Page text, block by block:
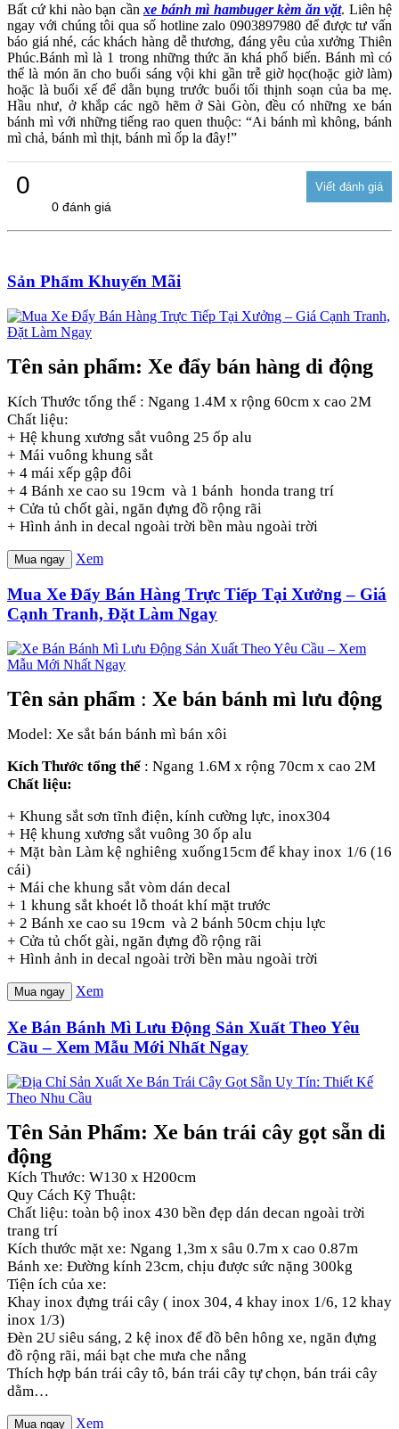
Bất cứ khi nào bạn cần xe bánh mì hambuger kèm ăn vặt. Liên hệ
ngay với chúng tôi qua số hotline zalo 0903897980 để được tư vấn
báo giá nhé, các khách hàng dễ thương, đáng yêu của xưởng Thiên
Phúc.Bánh mì là 1 trong những thức ăn khá phổ biến. Bánh mì có
thể là món ăn cho buổi sáng vội khi gần trễ giờ học(hoặc giờ làm)
hoặc là buổi xế để dằn bụng trước buổi tối thịnh soạn của ba mẹ.
Hầu như, ở khắp các ngõ hẽm ở Sài Gòn, đều có những xe bán
bánh mì với những tiếng rao quen thuộc: “Ai bánh mì không, bánh
mì chả, bánh mì thịt, bánh mì ốp la đây!”
0
0 đánh giá
Sản Phẩm Khuyến Mãi
Tên sản phẩm: Xe đẩy bán hàng di động
Kích Thước tổng thể : Ngang 1.4M x rộng 60cm x cao 2M
Chất liệu:
+ Hệ khung xương sắt vuông 25 ốp alu
+ Mái vuông khung sắt
+ 4 mái xếp gập đôi
+ 4 Bánh xe cao su 19cm và 1 bánh honda trang trí
+ Cửa tủ chốt gài, ngăn đựng đồ rộng rãi
+ Hình ảnh in decal ngoài trời bền màu ngoài trời
Mua ngay Xem
Mua Xe Đẩy Bán Hàng Trực Tiếp Tại Xưởng – Giá
Cạnh Tranh, Đặt Làm Ngay
Tên sản phẩm : Xe bán bánh mì lưu động
Model: Xe sắt bán bánh mì bán xôi
Kích Thước tổng thể : Ngang 1.6M x rộng 70cm x cao 2M
Chất liệu:
+ Khung sắt sơn tĩnh điện, kính cường lực, inox304
+ Hệ khung xương sắt vuông 30 ốp alu
+ Mặt bàn Làm kệ nghiêng xuống15cm để khay inox 1/6 (16
cái)
+ Mái che khung sắt vòm dán decal
+ 1 khung sắt khoét lỗ thoát khí mặt trước
+ 2 Bánh xe cao su 19cm và 2 bánh 50cm chịu lực
+ Cửa tủ chốt gài, ngăn đựng đồ rộng rãi
+ Hình ảnh in decal ngoài trời bền màu ngoài trời
Mua ngay Xem
Xe Bán Bánh Mì Lưu Động Sản Xuất Theo Yêu
Cầu – Xem Mẫu Mới Nhất Ngay
Tên Sản Phẩm: Xe bán trái cây gọt sẵn di
động
Kích Thước: W130 x H200cm
Quy Cách Kỹ Thuật:
Chất liệu: toàn bộ inox 430 bền đẹp dán decan ngoài trời
trang trí
Kích thước mặt xe: Ngang 1,3m x sâu 0.7m x cao 0.87m
Bánh xe: Đường kính 23cm, chịu được sức nặng 300kg
Tiện ích của xe:
Khay inox đựng trái cây ( inox 304, 4 khay inox 1/6, 12 khay
inox 1/3)
Đèn 2U siêu sáng, 2 kệ inox để đồ bên hông xe, ngăn đựng
đồ rộng rãi, mái bạt che mưa che nắng
Thích hợp bán trái cây tô, bán trái cây tự chọn, bán trái cây
dằm…
Mua ngay Xem